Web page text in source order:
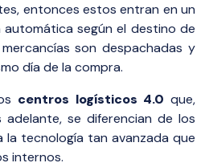
entonces estos entran en un
según el destino de
son despachadas y
día de la compra.
centros logísticos 4.0 que,
adelante, se diferencian de los
la tecnología tan avanzada que
internos.